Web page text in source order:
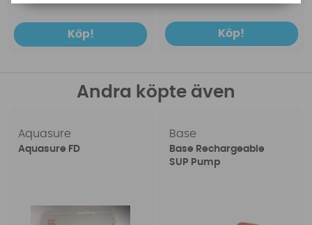
Köp! Köp!
Andra köpte även
Aquasure
Aquasure FD
Base
Base Rechargeable
SUP Pump